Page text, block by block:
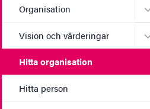
Organisation
Vision och värderingar
Hitta organisation
Hitta person